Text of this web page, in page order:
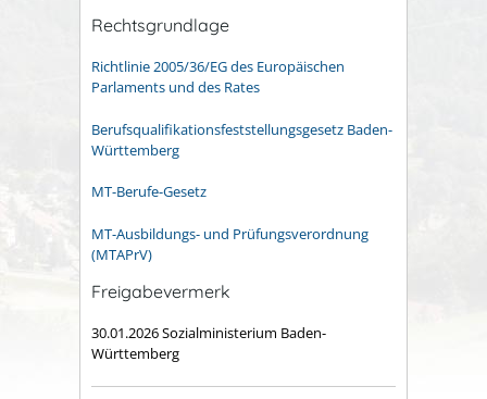
Rechtsgrundlage
Richtlinie 2005/36/EG des Europäischen
Parlaments und des Rates
Berufsqualifikationsfeststellungsgesetz Baden-
Württemberg
MT-Berufe-Gesetz
MT-Ausbildungs- und Prüfungsverordnung
(MTAPrV)
Freigabevermerk
30.01.2026Sozialministerium Baden-
Württemberg